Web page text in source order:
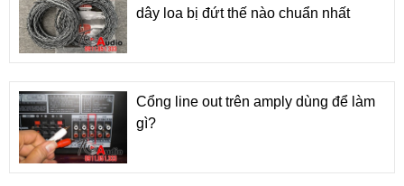
dây loa bị đứt thế nào chuẩn nhất
Cổng line out trên amply dùng để làm
gì?